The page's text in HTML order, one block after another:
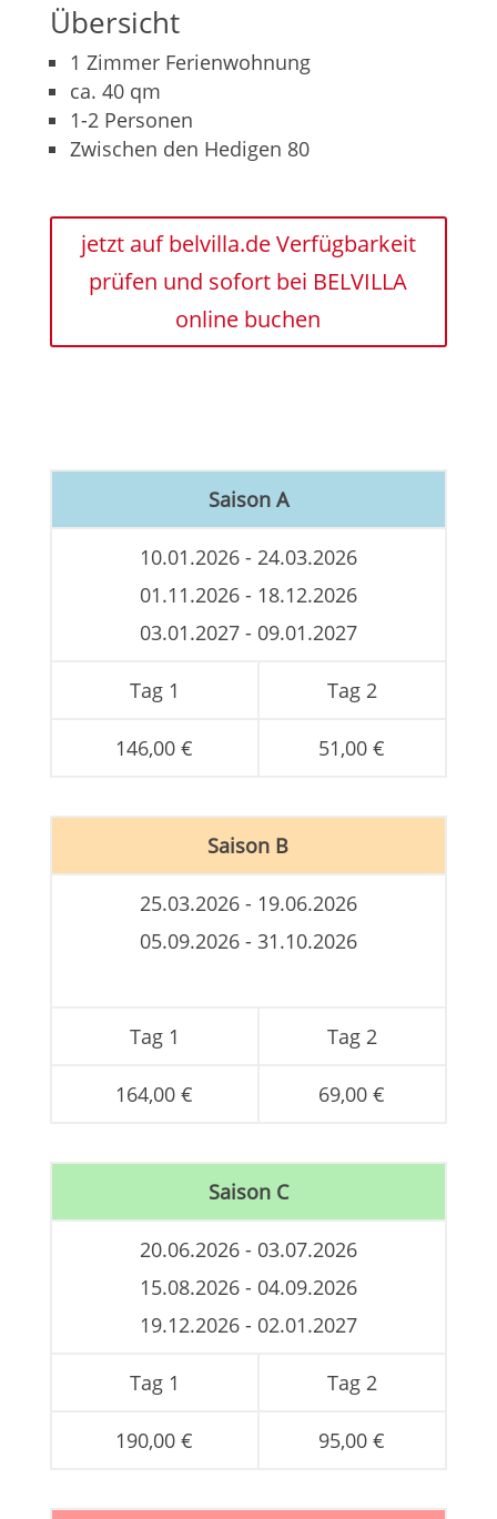
Übersicht
1 Zimmer Ferienwohnung
ca. 40 qm
1-2 Personen
Zwischen den Hedigen 80
jetzt auf belvilla.de Verfügbarkeit
prüfen und sofort bei BELVILLA
online buchen
Saison A
10.01.2026 - 24.03.2026
01.11.2026 - 18.12.2026
03.01.2027 - 09.01.2027
Tag 1 Tag 2
146,00 € 51,00 €
Saison B
25.03.2026 - 19.06.2026
05.09.2026 - 31.10.2026
Tag 1 Tag 2
164,00 € 69,00 €
Saison C
20.06.2026 - 03.07.2026
15.08.2026 - 04.09.2026
19.12.2026 - 02.01.2027
Tag 1 Tag 2
190,00 € 95,00 €